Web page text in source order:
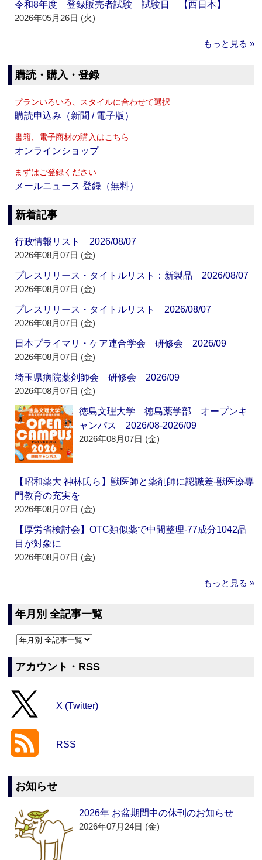
令和8年度 登録販売者試験 試験日 【西日本】
2026年05月26日 (火)
もっと見る »
購読・購入・登録
プランいろいろ、スタイルに合わせて選択
購読申込み（新聞 / 電子版）
書籍、電子商材の購入はこちら
オンラインショップ
まずはご登録ください
メールニュース 登録（無料）
新着記事
行政情報リスト 2026/08/07
2026年08月07日 (金)
プレスリリース・タイトルリスト：新製品 2026/08/07
2026年08月07日 (金)
プレスリリース・タイトルリスト 2026/08/07
2026年08月07日 (金)
日本プライマリ・ケア連合学会 研修会 2026/09
2026年08月07日 (金)
埼玉県病院薬剤師会 研修会 2026/09
2026年08月07日 (金)
徳島文理大学 徳島薬学部 オープンキ
ャンパス 2026/08-2026/09
2026年08月07日 (金)
【昭和薬大 神林氏ら】獣医師と薬剤師に認識差‐獣医療専
門教育の充実を
2026年08月07日 (金)
【厚労省検討会】OTC類似薬で中間整理‐77成分1042品
目が対象に
2026年08月07日 (金)
もっと見る »
年月別 全記事一覧
アカウント・RSS
X (Twitter)
RSS
お知らせ
2026年 お盆期間中の休刊のお知らせ
2026年07月24日 (金)